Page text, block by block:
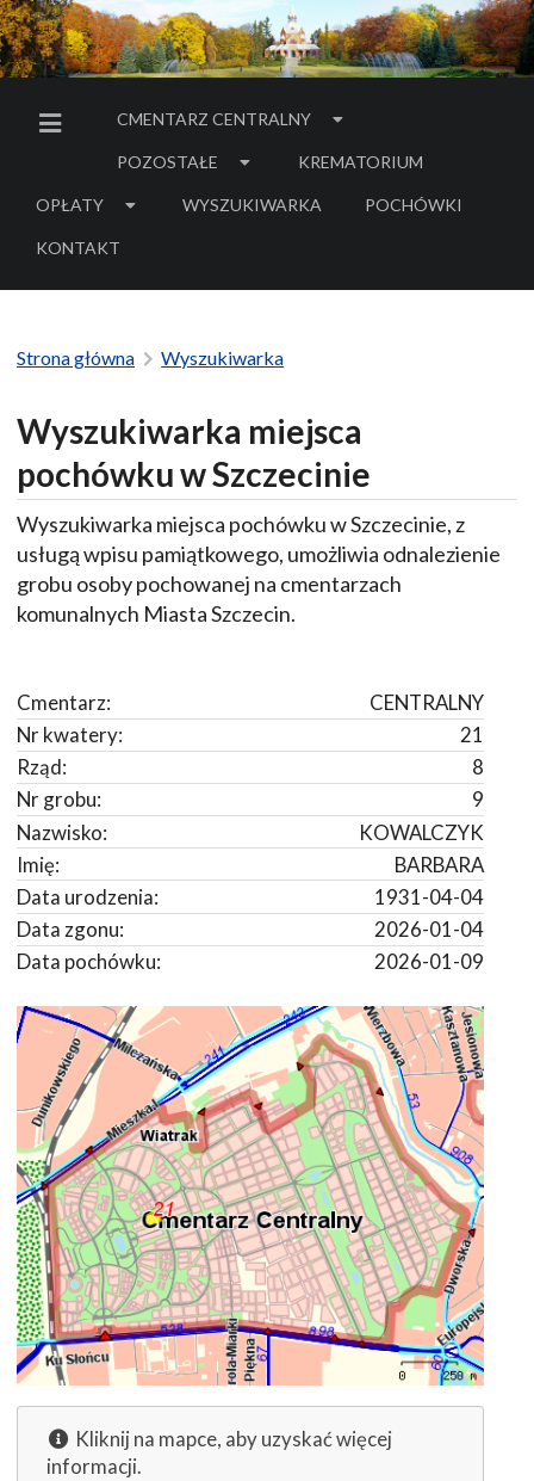
MENU BOCZNE
CMENTARZ CENTRALNY
POZOSTAŁE KREMATORIUM
OPŁATY WYSZUKIWARKA POCHÓWKI
- LINK DO SERWISU
KONTAKT
Strona główna Wyszukiwarka
Wyszukiwarka miejsca
pochówku w Szczecinie
Wyszukiwarka miejsca pochówku w Szczecinie, z
usługą wpisu pamiątkowego, umożliwia odnalezienie
grobu osoby pochowanej na cmentarzach
komunalnych Miasta Szczecin.
CENTRALNY
Cmentarz:
21
Nr kwatery:
8
Rząd:
9
Nr grobu:
KOWALCZYK
Nazwisko:
BARBARA
Imię:
1931-04-04
Data urodzenia:
2026-01-04
Data zgonu:
2026-01-09
Data pochówku:
Kliknij na mapce, aby uzyskać więcej
informacji.